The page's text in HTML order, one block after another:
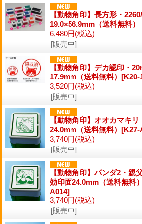
【動物角印】長方形・
19.0×56.9mm（送料無料）
6,480円(税込)
[販売中]
【動物角印】デカ認印・
17.9mm（送料無料）[K20-
3,520円(税込)
[販売中]
【動物角印】オオカマキ
24.0mm（送料無料）[K27-
3,740円(税込)
[販売中]
【動物角印】パンダ2・親
効印面24.0mm（送料無料
A014]
3,740円(税込)
[販売中]